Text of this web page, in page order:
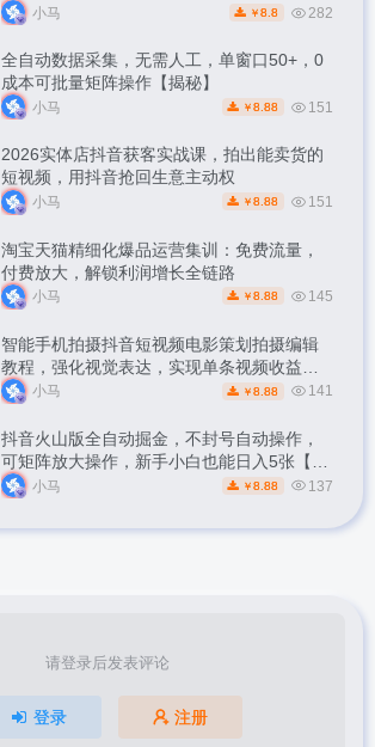
松副业【揭秘】
小马 ￥ 8.8 282
全自动数据采集，无需人工，单窗口50+，0
成本可批量矩阵操作【揭秘】
小马 ￥ 8.88 151
2026实体店抖音获客实战课，拍出能卖货的
短视频，用抖音抢回生意主动权
小马 ￥ 8.88 151
淘宝天猫精细化爆品运营集训：免费流量，
付费放大，解锁利润增长全链路
小马 ￥ 8.88 145
智能手机拍摄抖音短视频电影策划拍摄编辑
教程，强化视觉表达，实现单条视频收益破
1k
小马 ￥ 8.88 141
抖音火山版全自动掘金，不封号自动操作，
可矩阵放大操作，新手小白也能日入5张【揭
秘】小马 ￥ 8.88 137
请登录后发表评论
登录 注册